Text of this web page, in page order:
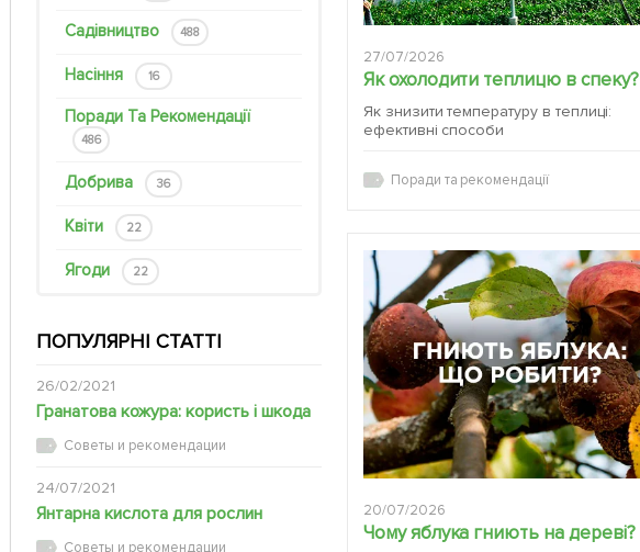
Садівництво 488
Насіння 16
Поради Та Рекомендації
486
Добрива 36
Квіти 22
Ягоди 22
ПОПУЛЯРНІ СТАТТІ
26/02/2021
Гранатова кожура: користь і шкода
Советы и рекомендации
24/07/2021
Янтарна кислота для рослин
Советы и рекомендации
27/07/2026
Як охолодити теплицю в спеку?
Як знизити температуру в теплиці:
ефективні способи
Поради та рекомендації
20/07/2026
Чому яблука гниють на дереві?